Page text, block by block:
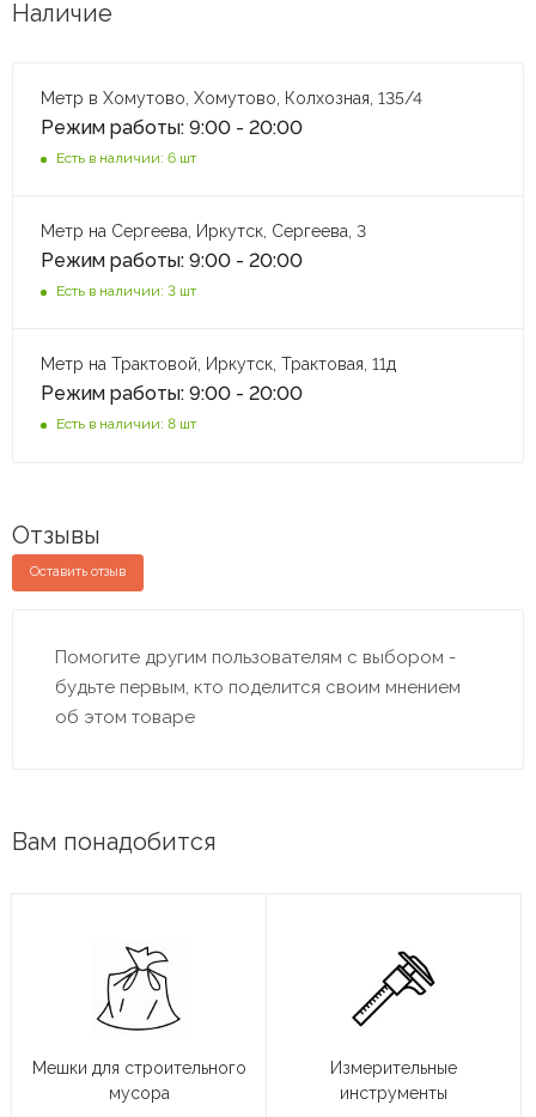
Наличие
Метр в Хомутово, Хомутово, Колхозная, 135/4
Режим работы: 9:00 - 20:00
Есть в наличии: 6 шт
Метр на Сергеева, Иркутск, Сергеева, 3
Режим работы: 9:00 - 20:00
Есть в наличии: 3 шт
Метр на Трактовой, Иркутск, Трактовая, 11д
Режим работы: 9:00 - 20:00
Есть в наличии: 8 шт
Отзывы
Оставить отзыв
Помогите другим пользователям с выбором -
будьте первым, кто поделится своим мнением
об этом товаре
Вам понадобится
Мешки для строительного
мусора
Измерительные
инструменты